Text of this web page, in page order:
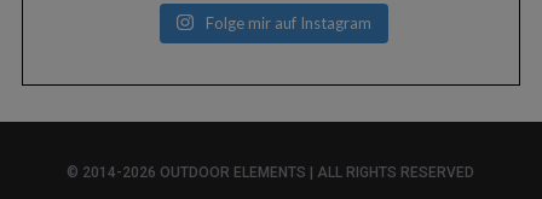
Folge mir auf Instagram
© 2014-2026 OUTDOOR ELEMENTS | ALL RIGHTS RESERVED